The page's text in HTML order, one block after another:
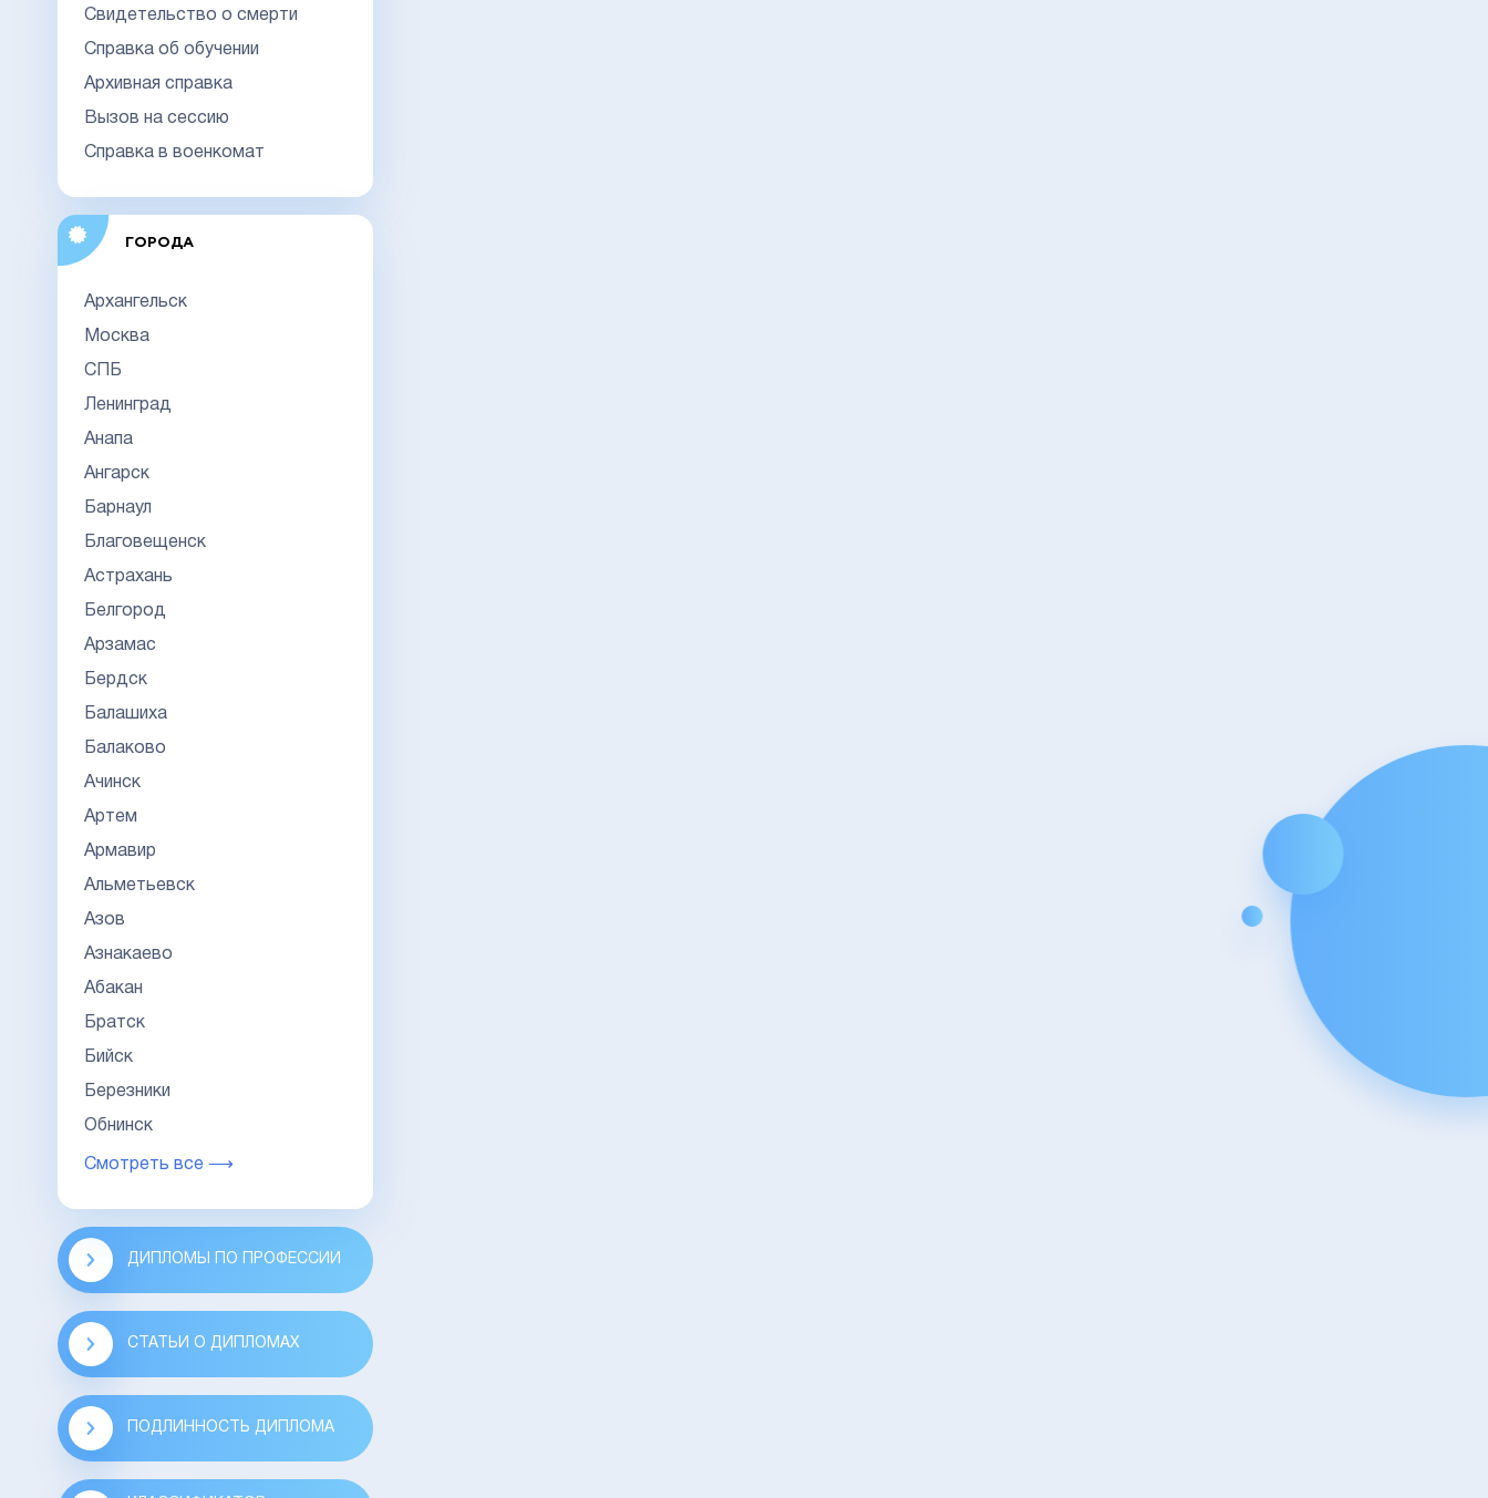
Свидетельство о смерти
Справка об обучении
Архивная справка
Вызов на сессию
Справка в военкомат
ГОРОДА
Архангельск
Москва
СПБ
Ленинград
Анапа
Ангарск
Барнаул
Благовещенск
Астрахань
Белгород
Арзамас
Бердск
Балашиха
Балаково
Ачинск
Артем
Армавир
Альметьевск
Азов
Азнакаево
Абакан
Братск
Бийск
Березники
Обнинск
Смотреть все ⟶
ДИПЛОМЫ ПО ПРОФЕССИИ
СТАТЬИ О ДИПЛОМАХ
ПОДЛИННОСТЬ ДИПЛОМА